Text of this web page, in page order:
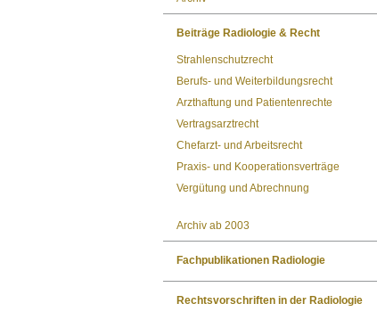
Beiträge Radiologie & Recht
Strahlenschutzrecht
Berufs- und Weiterbildungsrecht
Arzthaftung und Patientenrechte
Vertragsarztrecht
Chefarzt- und Arbeitsrecht
Praxis- und Kooperationsverträge
Vergütung und Abrechnung
Archiv ab 2003
Fachpublikationen Radiologie
Rechtsvorschriften in der Radiologie